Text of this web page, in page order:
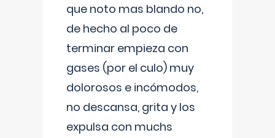
que noto mas blando no,
de hecho al poco de
terminar empieza con
gases (por el culo) muy
dolorosos e incómodos,
no descansa, grita y los
expulsa con muchs